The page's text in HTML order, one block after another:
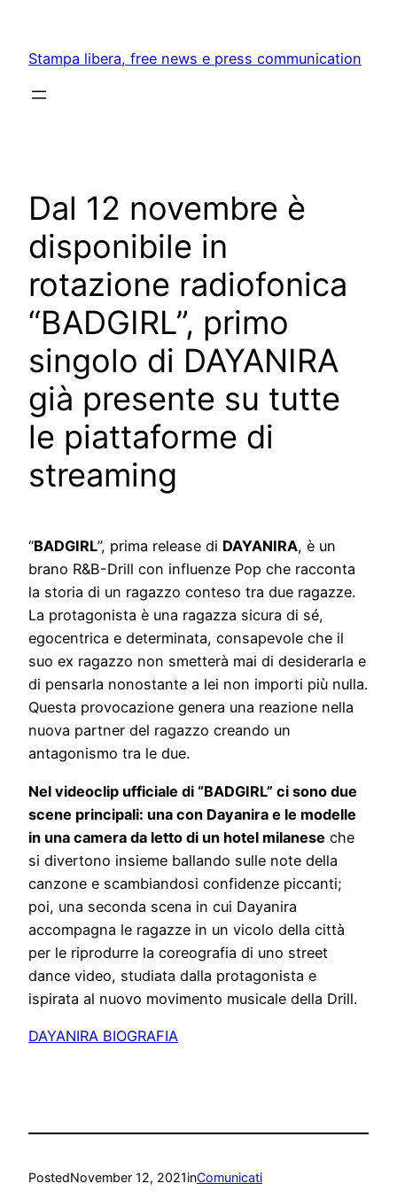
content
Stampa libera, free news e press communication
Dal 12 novembre è
disponibile in
rotazione radiofonica
“BADGIRL”, primo
singolo di DAYANIRA
già presente su tutte
le piattaforme di
streaming
“BADGIRL”, prima release di DAYANIRA, è un
brano R&B-Drill con influenze Pop che racconta
la storia di un ragazzo conteso tra due ragazze.
La protagonista è una ragazza sicura di sé,
egocentrica e determinata, consapevole che il
suo ex ragazzo non smetterà mai di desiderarla e
di pensarla nonostante a lei non importi più nulla.
Questa provocazione genera una reazione nella
nuova partner del ragazzo creando un
antagonismo tra le due.
Nel videoclip ufficiale di “BADGIRL” ci sono due
scene principali: una con Dayanira e le modelle
in una camera da letto di un hotel milanese che
si divertono insieme ballando sulle note della
canzone e scambiandosi confidenze piccanti;
poi, una seconda scena in cui Dayanira
accompagna le ragazze in un vicolo della città
per le riprodurre la coreografia di uno street
dance video, studiata dalla protagonista e
ispirata al nuovo movimento musicale della Drill.
DAYANIRA BIOGRAFIA
PostedNovember 12, 2021inComunicati